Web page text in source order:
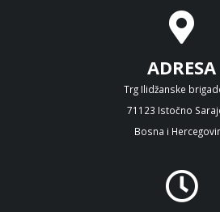
ADRESA
Trg Ilidžanske
71123 Istočno
Bosna i